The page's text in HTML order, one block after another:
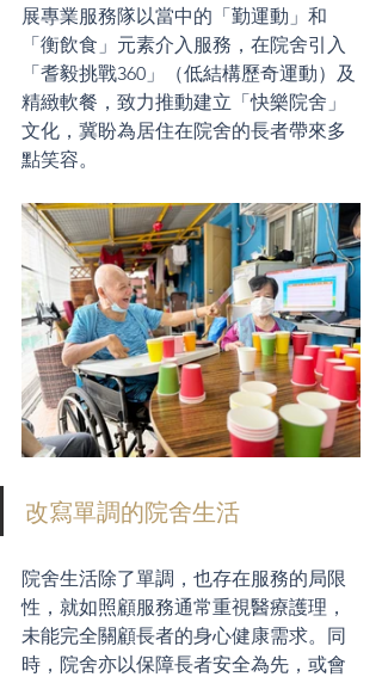
展專業服務隊以當中的「勤運動」和
「衡飲食」元素介入服務，在院舍引入
「耆毅挑戰360」（低結構歷奇運動）及
精緻軟餐，致力推動建立「快樂院舍」
文化，冀盼為居住在院舍的長者帶來多
點笑容。
改寫單調的院舍生活
院舍生活除了單調，也存在服務的局限
性，就如照顧服務通常重視醫療護理，
未能完全關顧長者的身心健康需求。同
時，院舍亦以保障長者安全為先，或會